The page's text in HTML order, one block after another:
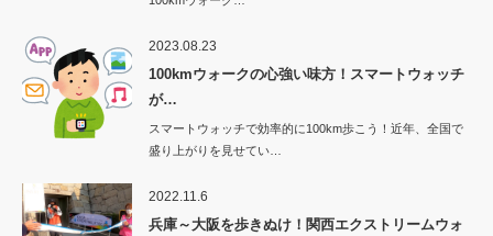
2023.08.23
100kmウォークの心強い味方！スマートウォッチ
が…
スマートウォッチで効率的に100km歩こう！近年、全国で
盛り上がりを見せてい…
2022.11.6
兵庫～大阪を歩きぬけ！関西エクストリームウォ